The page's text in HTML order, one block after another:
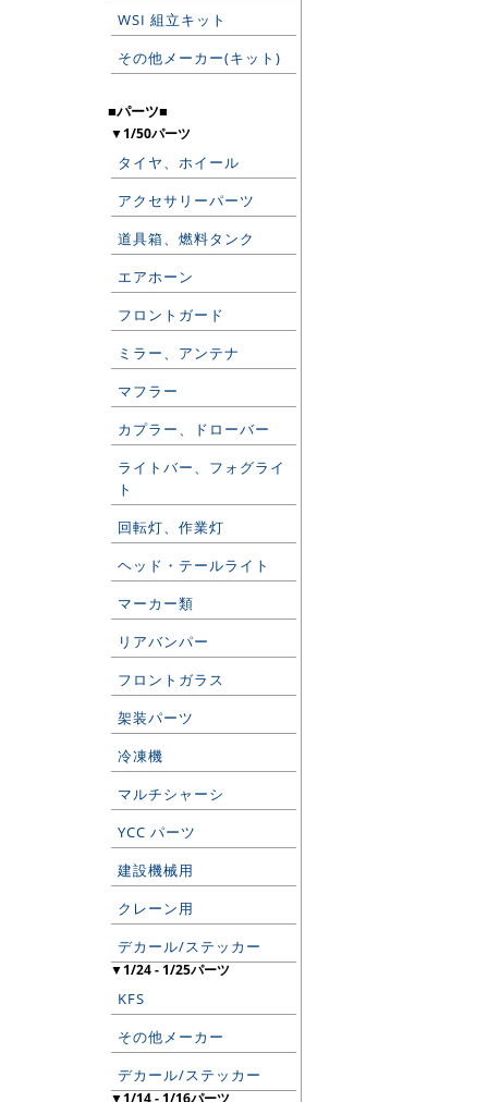
WSI 組立キット
その他メーカー(キット)
■パーツ■
▼1/50パーツ
タイヤ、ホイール
アクセサリーパーツ
道具箱、燃料タンク
エアホーン
フロントガード
ミラー、アンテナ
マフラー
カプラー、ドローバー
ライトバー、フォグライ
ト
回転灯、作業灯
ヘッド・テールライト
マーカー類
リアバンパー
フロントガラス
架装パーツ
冷凍機
マルチシャーシ
YCC パーツ
建設機械用
クレーン用
デカール/ステッカー
▼1/24 - 1/25パーツ
KFS
その他メーカー
デカール/ステッカー
▼1/14 - 1/16パーツ